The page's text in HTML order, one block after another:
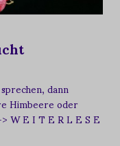
dann
Himbeere oder
W E I T E R L E S E